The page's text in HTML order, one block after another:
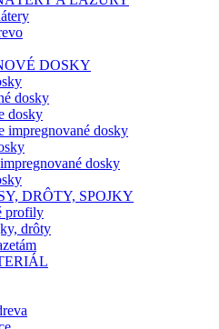
DOSKY
dosky
dosky
impregnované dosky
dosky
DRÔTY, SPOJKY
profily
drôty